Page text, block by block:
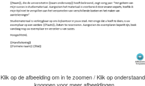
Klik op de afbeelding om in te zoomen / Klik op